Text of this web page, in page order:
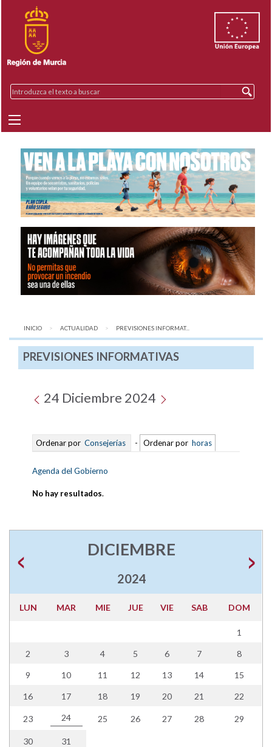
INICIO ACTUALIDAD AQUÍ:
PREVISIONES INFORMAT...
PREVISIONES INFORMATIVAS
24 Diciembre 2024
Ordenar por Consejerías - Ordenar por horas
Agenda del Gobierno
No hay resultados.
DICIEMBRE
2024
LUN MAR MIE JUE VIE SAB DOM
1
2 3 4 5 6 7 8
9 10 11 12 13 14 15
16 17 18 19 20 21 22
23 24 25 26 27 28 29
30 31